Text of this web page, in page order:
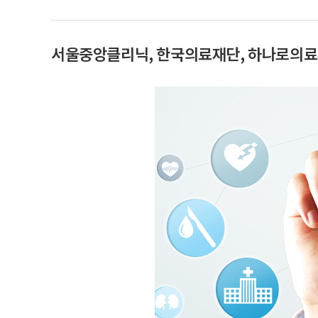
서울중앙클리닉, 한국의료재단, 하나로의